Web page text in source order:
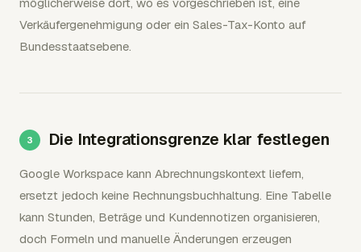
Verkäufergenehmigung oder ein Sales-Tax-Konto auf
Bundesstaatsebene.
Die Integrationsgrenze klar festlegen
Google Workspace kann Abrechnungskontext liefern,
ersetzt jedoch keine Rechnungsbuchhaltung. Eine Tabelle
kann Stunden, Beträge und Kundennotizen organisieren,
doch Formeln und manuelle Änderungen erzeugen